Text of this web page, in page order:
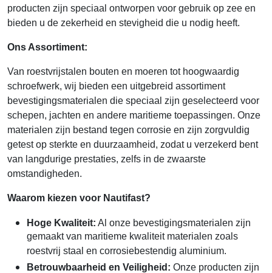
producten zijn speciaal ontworpen voor gebruik op zee en
bieden u de zekerheid en stevigheid die u nodig heeft.
Ons Assortiment:
Van roestvrijstalen bouten en moeren tot hoogwaardig
schroefwerk, wij bieden een uitgebreid assortiment
bevestigingsmaterialen die speciaal zijn geselecteerd voor
schepen, jachten en andere maritieme toepassingen. Onze
materialen zijn bestand tegen corrosie en zijn zorgvuldig
getest op sterkte en duurzaamheid, zodat u verzekerd bent
van langdurige prestaties, zelfs in de zwaarste
omstandigheden.
Waarom kiezen voor Nautifast?
Hoge Kwaliteit: Al onze bevestigingsmaterialen zijn
gemaakt van maritieme kwaliteit materialen zoals
roestvrij staal en corrosiebestendig aluminium.
Betrouwbaarheid en Veiligheid: Onze producten zijn